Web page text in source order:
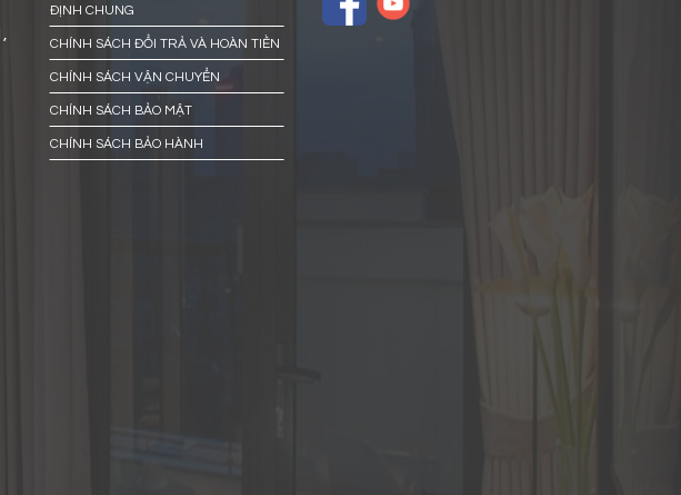
ĐỊNH CHUNG
CHÍNH SÁCH ĐỔI TRẢ VÀ HOÀN TIỀN
CHÍNH SÁCH VẬN CHUYỂN
CHÍNH SÁCH BẢO MẬT
CHÍNH SÁCH BẢO HÀNH